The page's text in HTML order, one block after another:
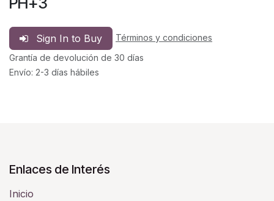
Sign In to Buy
Términos y condiciones
Grantía de devolución de 30 días
Envío: 2-3 días hábiles
Enlaces de Interés
Inicio